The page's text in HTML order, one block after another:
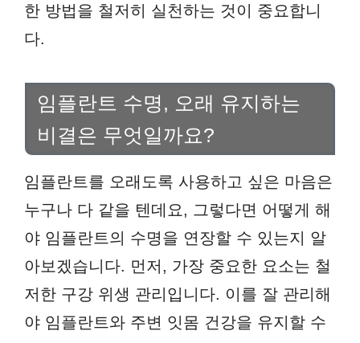
한 방법을 철저히 실천하는 것이 중요합니
다.
임플란트 수명, 오래 유지하는
비결은 무엇일까요?
임플란트를 오래도록 사용하고 싶은 마음은
누구나 다 같을 텐데요, 그렇다면 어떻게 해
야 임플란트의 수명을 연장할 수 있는지 알
아보겠습니다. 먼저, 가장 중요한 요소는 철
저한 구강 위생 관리입니다. 이를 잘 관리해
야 임플란트와 주변 잇몸 건강을 유지할 수